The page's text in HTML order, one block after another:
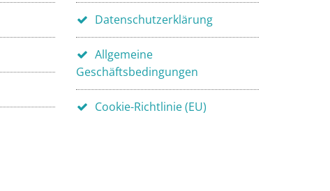
Datenschutzerklärung
Allgemeine
Geschäftsbedingungen
Cookie-Richtlinie (EU)